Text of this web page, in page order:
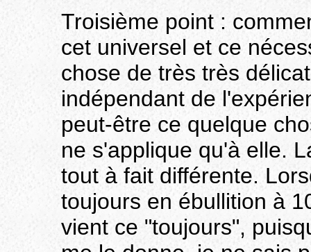
Troisième point :
cet universel et ce
chose de très très
indépendant de
peut-être ce quelque
ne s'applique qu'à elle.
tout à fait différente.
toujours en ébullition à
vient ce "toujours",